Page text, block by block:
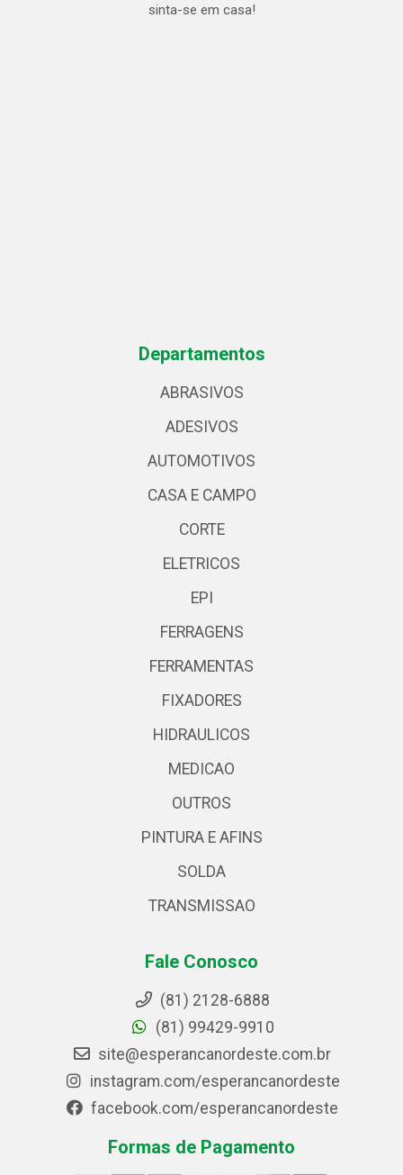
sinta-se em casa!
Departamentos
ABRASIVOS
ADESIVOS
AUTOMOTIVOS
CASA E CAMPO
CORTE
ELETRICOS
EPI
FERRAGENS
FERRAMENTAS
FIXADORES
HIDRAULICOS
MEDICAO
OUTROS
PINTURA E AFINS
SOLDA
TRANSMISSAO
Fale Conosco
(81) 2128-6888
(81) 99429-9910
site@esperancanordeste.com.br
instagram.com/esperancanordeste
facebook.com/esperancanordeste
Formas de Pagamento